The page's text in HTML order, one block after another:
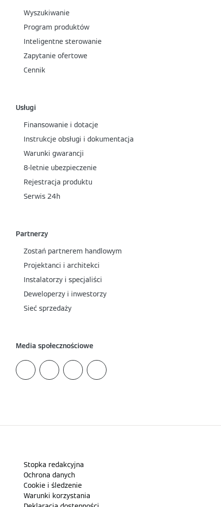
Wyszukiwanie
Program produktów
Inteligentne sterowanie
Zapytanie ofertowe
Cennik
Usługi
Finansowanie i dotacje
Instrukcje obsługi i dokumentacja
Warunki gwarancji
8-letnie ubezpieczenie
Rejestracja produktu
Serwis 24h
Partnerzy
Zostań partnerem handlowym
Projektanci i architekci
Instalatorzy i specjaliści
Deweloperzy i inwestorzy
Sieć sprzedaży
Media społecznościowe
Stopka redakcyjna
Ochrona danych
Cookie i śledzenie
Warunki korzystania